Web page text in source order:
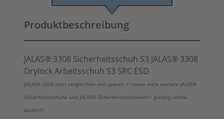
Produktbeschreibung
JALAS® 3308 Sicherheitsschuh S3 JALAS® 3308
Drylock Arbeitsschuh S3 SRC ESD
JALAS® 3308 jetzt vergleichen und sparen <<sowie viele weitere JALAS®
Sicherheitsschuhe und JALAS® Sicherheitssandalen>> günstig online
kaufen!!!